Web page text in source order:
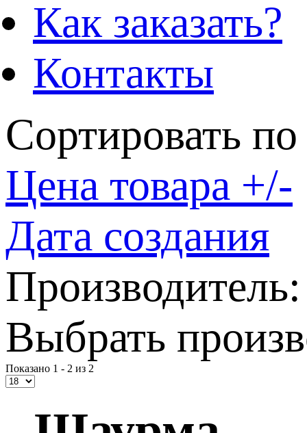
Как заказать?
Контакты
Сортировать по
Цена товара +/-
Дата создания
Производитель:
Выбрать
Показано 1 - 2 из 2